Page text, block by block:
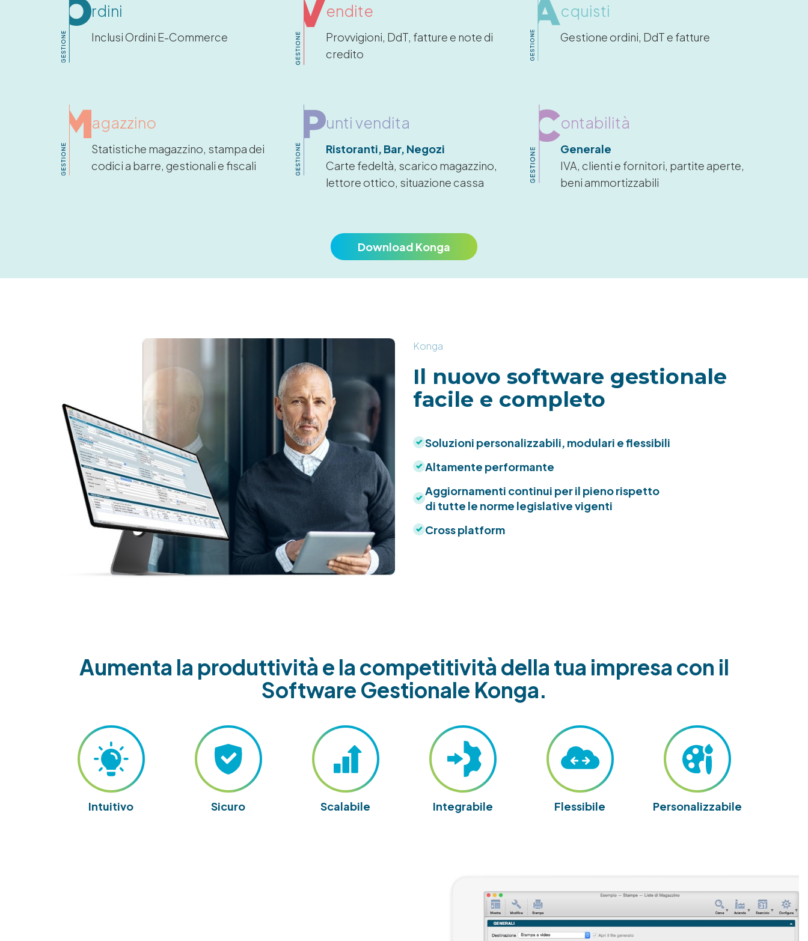
rdini
Inclusi Ordini E-Commerce
endite
Provvigioni, DdT, fatture e note di
credito
cquisti
Gestione ordini, DdT e fatture
agazzino
Statistiche magazzino, stampa dei
codici a barre, gestionali e fiscali
unti vendita
Ristoranti, Bar, Negozi
Carte fedeltà, scarico magazzino,
lettore ottico, situazione cassa
ontabilità
Generale
IVA, clienti e fornitori, partite aperte,
beni ammortizzabili
Download Konga
Konga
Il nuovo software gestionale
facile e completo
Soluzioni personalizzabili, modulari e flessibili
Altamente performante
Aggiornamenti continui per il pieno rispetto
di tutte le norme legislative vigenti
Cross platform
Aumenta la produttività e la competitività della tua impresa con il
Software Gestionale Konga.
Intuitivo Sicuro Scalabile Integrabile Flessibile Personalizzabile